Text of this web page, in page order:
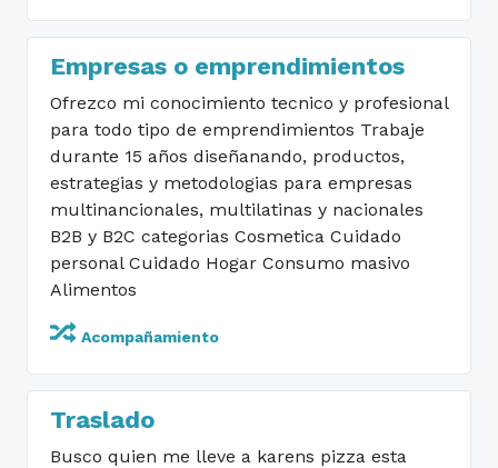
Empresas o emprendimientos
Ofrezco mi conocimiento tecnico y profesional
para todo tipo de emprendimientos Trabaje
durante 15 años diseñanando, productos,
estrategias y metodologias para empresas
multinancionales, multilatinas y nacionales
B2B y B2C categorias Cosmetica Cuidado
personal Cuidado Hogar Consumo masivo
Alimentos
Acompañamiento
Traslado
Busco quien me lleve a karens pizza esta